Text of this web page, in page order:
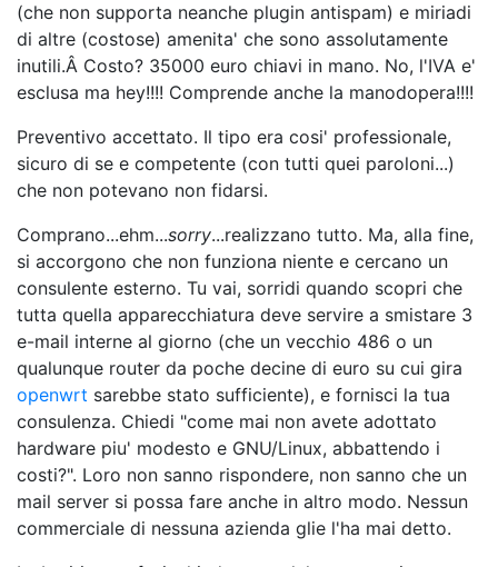
(che non supporta neanche plugin antispam) e miriadi
di altre (costose) amenita' che sono assolutamente
inutili.Â Costo? 35000 euro chiavi in mano. No, l'IVA e'
esclusa ma hey!!!! Comprende anche la manodopera!!!!
Preventivo accettato. Il tipo era cosi' professionale,
sicuro di se e competente (con tutti quei paroloni...)
che non potevano non fidarsi.
Comprano...ehm...sorry...realizzano tutto. Ma, alla fine,
si accorgono che non funziona niente e cercano un
consulente esterno. Tu vai, sorridi quando scopri che
tutta quella apparecchiatura deve servire a smistare 3
e-mail interne al giorno (che un vecchio 486 o un
qualunque router da poche decine di euro su cui gira
openwrt sarebbe stato sufficiente), e fornisci la tua
consulenza. Chiedi "come mai non avete adottato
hardware piu' modesto e GNU/Linux, abbattendo i
costi?". Loro non sanno rispondere, non sanno che un
mail server si possa fare anche in altro modo. Nessun
commerciale di nessuna azienda glie l'ha mai detto.